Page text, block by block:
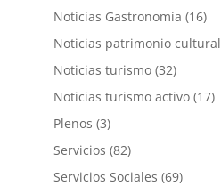
Noticias Gastronomía (16)
Noticias patrimonio cultural
Noticias turismo(32)
Noticias turismo activo(17)
Plenos (3)
Servicios (82)
Servicios Sociales (69)